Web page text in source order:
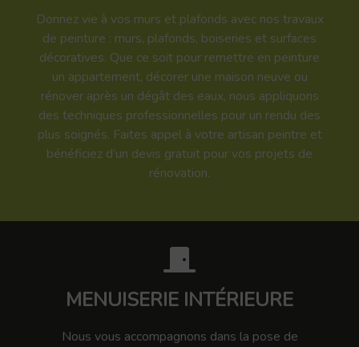
Donnez vie à vos murs et plafonds avec nos travaux
de peinture : murs, plafonds, boiseries et surfaces
décoratives. Que ce soit pour remettre en peinture
un appartement, décorer une maison neuve ou
rénover après un dégât des eaux, nous appliquons
des techniques professionnelles pour un rendu des
plus soignés. Faites appel à votre artisan peintre et
bénéficiez d’un devis gratuit pour vos projets de
rénovation.
MENUISERIE INTÉRIEURE
Nous vous accompagnons dans la pose de